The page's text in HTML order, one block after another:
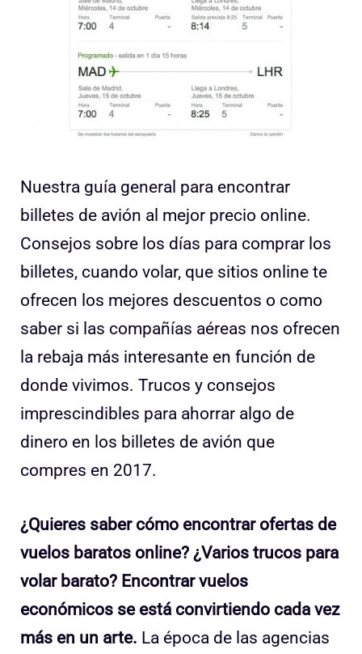
Nuestra guía general para encontrar
billetes de avión al mejor precio online.
Consejos sobre los días para comprar los
billetes, cuando volar, que sitios online te
ofrecen los mejores descuentos o como
saber si las compañías aéreas nos ofrecen
la rebaja más interesante en función de
donde vivimos. Trucos y consejos
imprescindibles para ahorrar algo de
dinero en los billetes de avión que
compres en 2017.
¿Quieres saber cómo encontrar ofertas de
vuelos baratos online? ¿Varios trucos para
volar barato? Encontrar vuelos
económicos se está convirtiendo cada vez
más en un arte. La época de las agencias